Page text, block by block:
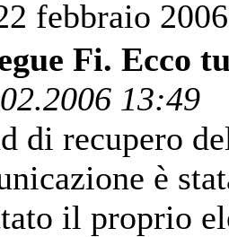
febbraio 2006
Fi. Ecco
13:49
di recupero
è
il proprio